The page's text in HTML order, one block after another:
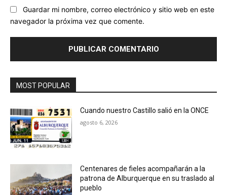
Guardar mi nombre, correo electrónico y sitio web en este
navegador la próxima vez que comente.
MOST POPULAR
Cuando nuestro Castillo salió en la ONCE
agosto 6, 2026
Centenares de fieles acompañarán a la
patrona de Alburquerque en su traslado al
pueblo